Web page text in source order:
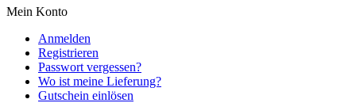
Mein Konto
Anmelden
Registrieren
Passwort vergessen?
Wo ist meine Lieferung?
Gutschein einlösen